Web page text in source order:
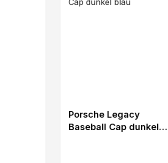
Porsche Legacy
Baseball Cap dunkel